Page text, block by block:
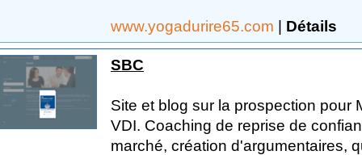
www.yogadurire65.com | Détails
SBC
Site et blog sur la prospection pour
VDI. Coaching de reprise de
marché, création d'argumentaires,